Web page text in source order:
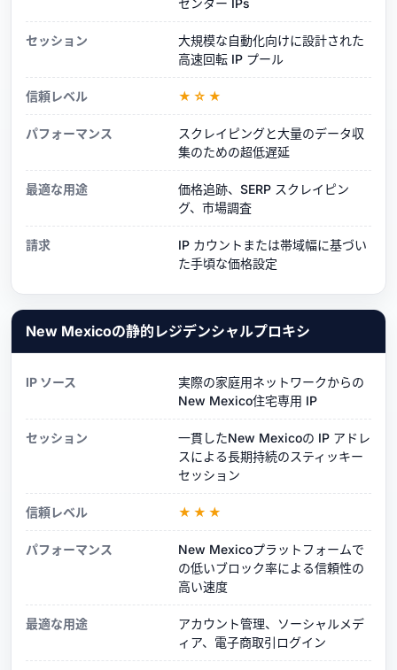
セッション
大規模な自動化向けに設計された
高速回転 IP プール
信頼レベル ★☆★
パフォーマンス
スクレイピングと大量のデータ収
集のための超低遅延
最適な用途
価格追跡、SERP スクレイピン
グ、市場調査
請求
IP カウントまたは帯域幅に基づい
た手頃な価格設定
New Mexicoの静的レジデンシャルプロキシ
IP ソース
実際の家庭用ネットワークからの
New Mexico住宅専用 IP
セッション
一貫したNew Mexicoの IP アドレ
スによる長期持続のスティッキー
セッション
信頼レベル ★★★
パフォーマンス
New Mexicoプラットフォームで
の低いブロック率による信頼性の
高い速度
最適な用途
アカウント管理、ソーシャルメデ
ィア、電子商取引ログイン